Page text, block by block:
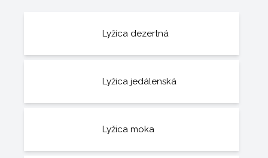
Lyžica dezertná
Lyžica jedálenská
Lyžica moka